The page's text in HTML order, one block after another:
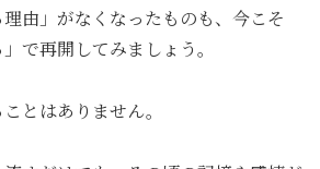
由」がなくなったものも、今こそ
で再開してみましょう。
とはありません。